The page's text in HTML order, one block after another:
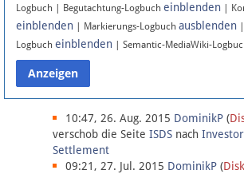
Anmelden
Datenschutz
Über Lobbypedia
Impressum
Logbuch | Begutachtung-Logbuch einblenden |
einblenden | Markierungs-Logbuch ausblenden
Logbuch einblenden | Semantic-MediaWiki-
10:47, 26. Aug. 2015 DominikP (
verschob die Seite ISDS nach
Settlement
09:21, 27. Jul. 2015 DominikP (